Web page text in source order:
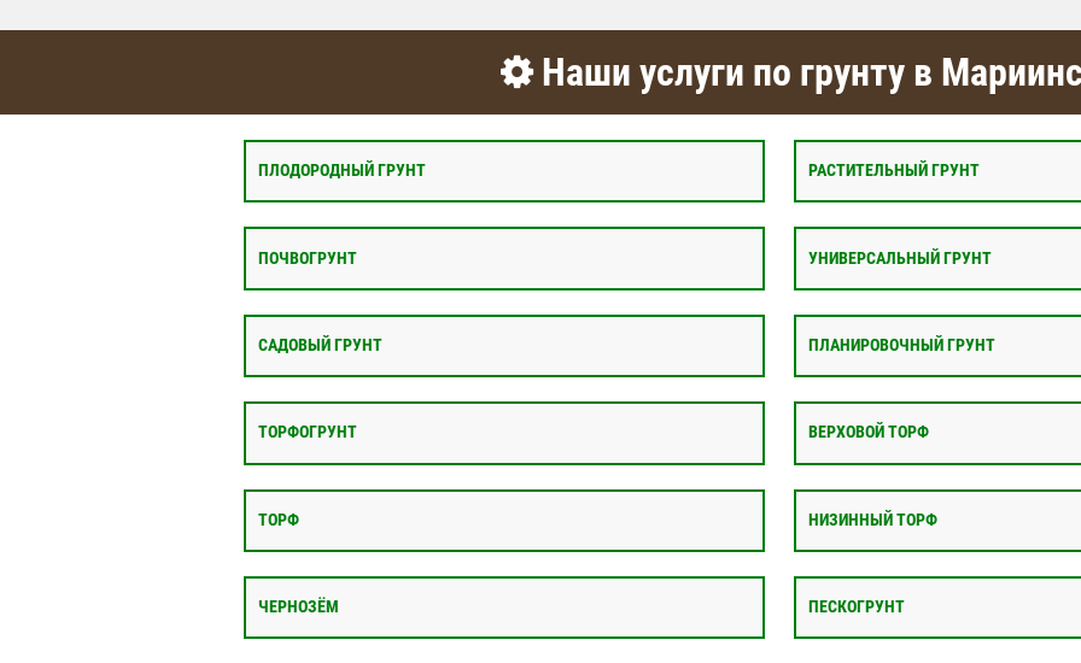
Наши услуги по грунту в
ПЛОДОРОДНЫЙ ГРУНТ РАСТИТЕЛЬНЫЙ ГРУНТ
ПОЧВОГРУНТ УНИВЕРСАЛЬНЫЙ ГРУНТ
САДОВЫЙ ГРУНТ ПЛАНИРОВОЧНЫЙ ГРУНТ
ТОРФОГРУНТ ВЕРХОВОЙ ТОРФ
ТОРФ НИЗИННЫЙ ТОРФ
ЧЕРНОЗЁМ ПЕСКОГРУНТ